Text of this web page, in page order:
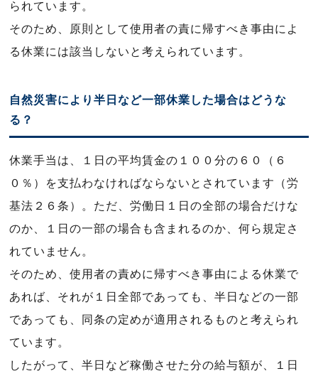
られています。
そのため、原則として使用者の責に帰すべき事由によ
る休業には該当しないと考えられています。
自然災害により半日など一部休業した場合はどうな
る？
休業手当は、１日の平均賃金の１００分の６０（６
０％）を支払わなければならないとされています（労
基法２６条）。ただ、労働日１日の全部の場合だけな
のか、１日の一部の場合も含まれるのか、何ら規定さ
れていません。
そのため、使用者の責めに帰すべき事由による休業で
あれば、それが１日全部であっても、半日などの一部
であっても、同条の定めが適用されるものと考えられ
ています。
したがって、半日など稼働させた分の給与額が、１日